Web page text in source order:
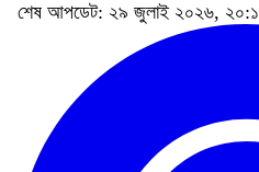
শেষ আপডেট: ২৯ জুলাই ২০২৬,